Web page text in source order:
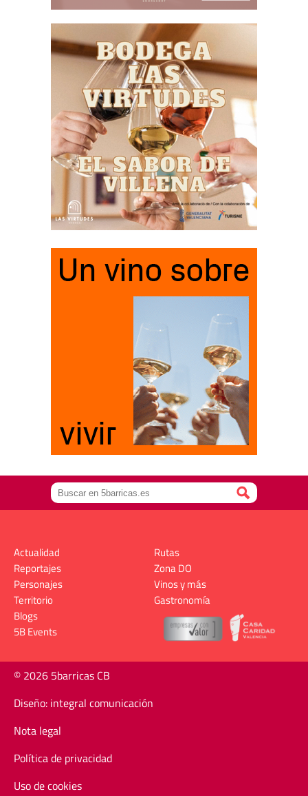
Actualidad
Reportajes
Personajes
Territorio
Rutas
Zona DO
Vinos y más
Gastronomía
Blogs
5B Events
© 2026 5barricas CB
Diseño: integral comunicación
Nota legal
Política de privacidad
Uso de cookies